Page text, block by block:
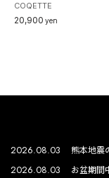
COQETTE
20,900 yen
2026.08.03 熊本地震
2026.08.03 お盆期間